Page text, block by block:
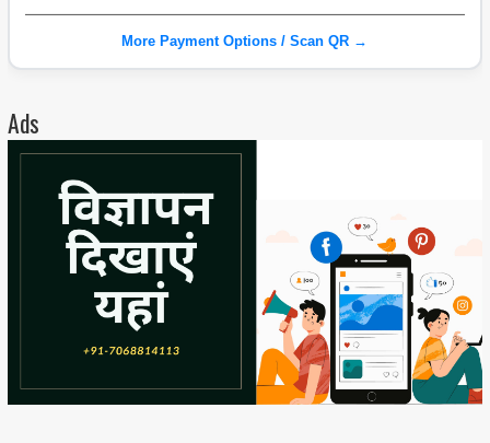
More Payment Options / Scan QR →
Ads